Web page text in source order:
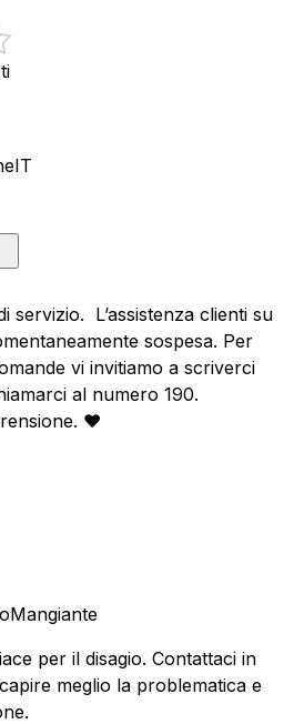
servizio. L’assistenza clienti su
sospesa. Per
vi invitiamo a scriverci
al numero 190.
❤️
per il disagio. Contattaci in
meglio la problematica e